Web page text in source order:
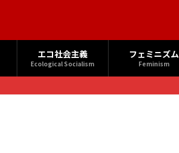
エコ社会主義
Ecological Socialism
フェミニズム
Feminism